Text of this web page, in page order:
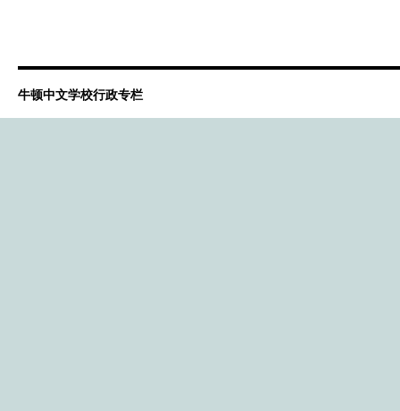
牛顿中文学校行政专栏